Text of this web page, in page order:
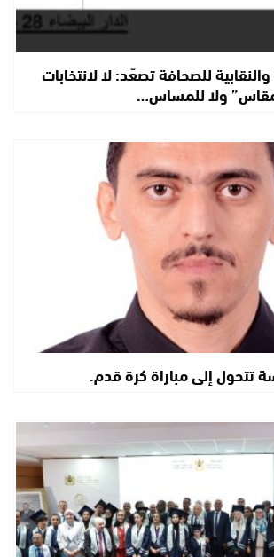
للصحافة تصعّد: لا لانتخابات
ولا للمساس…
تتحول إلى مباراة كرة قدم.